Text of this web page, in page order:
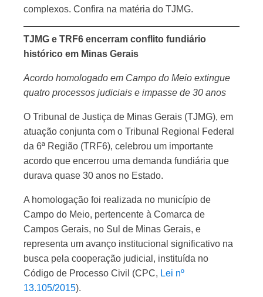
complexos. Confira na matéria do TJMG.
TJMG e TRF6 encerram conflito fundiário
histórico em Minas Gerais
Acordo homologado em Campo do Meio extingue
quatro processos judiciais e impasse de 30 anos
O Tribunal de Justiça de Minas Gerais (TJMG), em
atuação conjunta com o Tribunal Regional Federal
da 6ª Região (TRF6), celebrou um importante
acordo que encerrou uma demanda fundiária que
durava quase 30 anos no Estado.
A homologação foi realizada no município de
Campo do Meio, pertencente à Comarca de
Campos Gerais, no Sul de Minas Gerais, e
representa um avanço institucional significativo na
busca pela cooperação judicial, instituída no
Código de Processo Civil (CPC, Lei nº
13.105/2015).